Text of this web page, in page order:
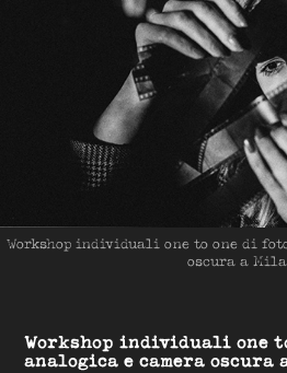
Workshop individuali one to one di
oscura a
Workshop individuali one
analogica e camera oscura